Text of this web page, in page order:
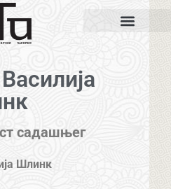
садашњег
Шлинк